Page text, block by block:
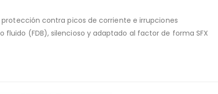
protección contra picos de corriente e irrupciones
(FDB), silencioso y adaptado al factor de forma SFX